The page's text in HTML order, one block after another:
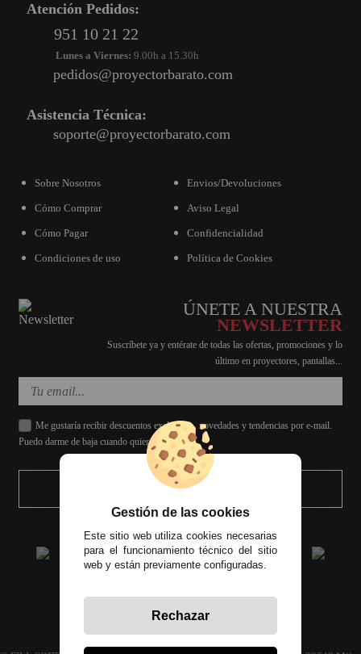
Atención Pedidos:
951 10 21 22
Lunes a Viernes: 9.00h a 15.30h
pedidos@proyectorbarato.com
Asistencia Técnica:
soporte@proyectorbarato.com
Sobre Nosotros
Cómo Comprar
Cómo Pagar
Condiciones de uso
Envios/Devoluciones
Aviso Legal
Confidencialidad
Política de Cookies
ÚNETE A NUESTRA
NEWSLETTER
Suscríbete ya y entérate de todas las ofertas, promociones y lo
último en proyectores, pantallas...
Me gustaría recibir descuentos exclusivos, novedades y tendencias por e-mail.
Puedo darme de baja cuando quiera.
ENVIAR
Gestión de las cookies
Este sitio web utiliza cookies necesarias
para el funcionamiento técnico del sitio
web y están previamente configuradas.
Rechazar